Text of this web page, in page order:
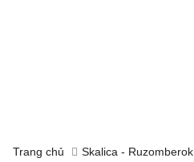
Trang chủ Skalica - Ruzomberok